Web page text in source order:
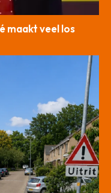
maakt veel los